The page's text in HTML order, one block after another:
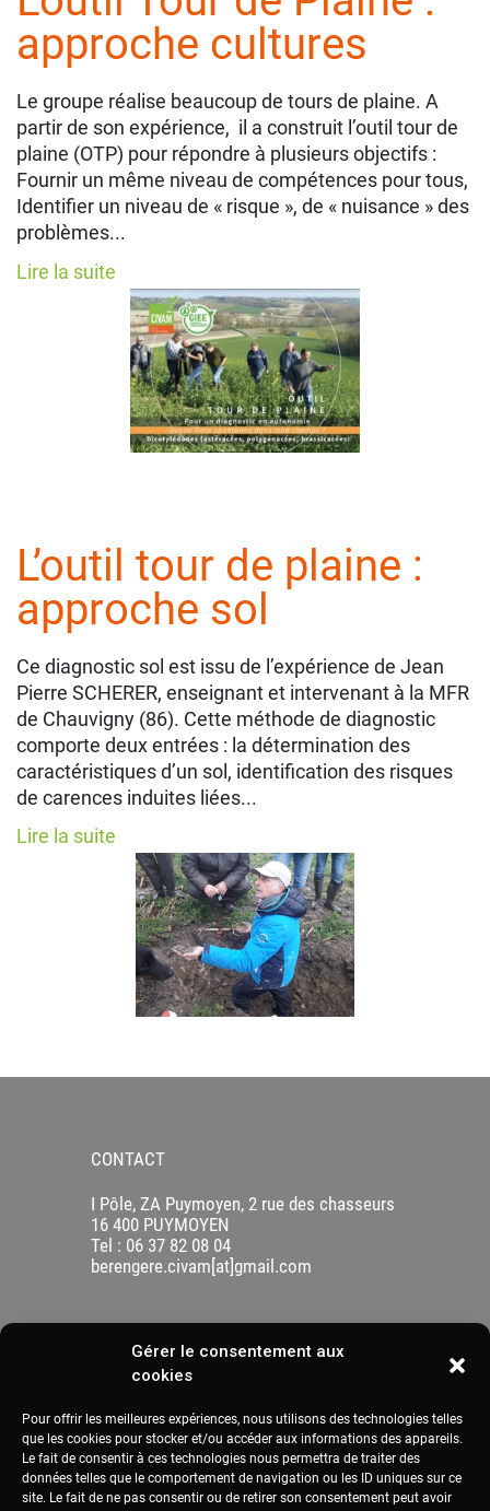
Gérer le consentement aux
cookies
Pour offrir les meilleures expériences, nous utilisons des technologies telles
que les cookies pour stocker et/ou accéder aux informations des appareils.
Le fait de consentir à ces technologies nous permettra de traiter des
données telles que le comportement de navigation ou les ID uniques sur ce
site. Le fait de ne pas consentir ou de retirer son consentement peut avoir
approche cultures
Le groupe réalise beaucoup de tours de plaine. A
partir de son expérience, il a construit l’outil tour de
plaine (OTP) pour répondre à plusieurs objectifs :
Fournir un même niveau de compétences pour tous,
Identifier un niveau de « risque », de « nuisance » des
problèmes...
Lire la suite
L’outil tour de plaine :
approche sol
Ce diagnostic sol est issu de l’expérience de Jean
Pierre SCHERER, enseignant et intervenant à la MFR
de Chauvigny (86). Cette méthode de diagnostic
comporte deux entrées : la détermination des
caractéristiques d’un sol, identification des risques
de carences induites liées...
Lire la suite
CONTACT
I Pôle, ZA Puymoyen, 2 rue des chasseurs
16 400 PUYMOYEN
Tel : 06 37 82 08 04
berengere.civam[at]gmail.com